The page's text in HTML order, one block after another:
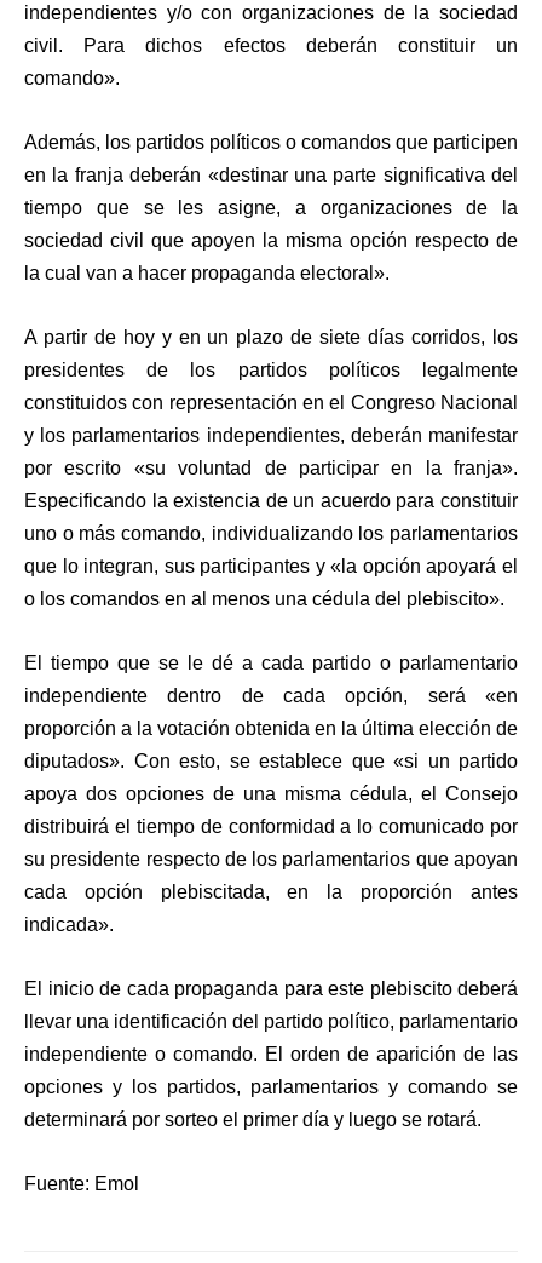
independientes y/o con organizaciones de la sociedad
civil. Para dichos efectos deberán constituir un
comando».
Además, los partidos políticos o comandos que participen
en la franja deberán «destinar una parte significativa del
tiempo que se les asigne, a organizaciones de la
sociedad civil que apoyen la misma opción respecto de
la cual van a hacer propaganda electoral».
A partir de hoy y en un plazo de siete días corridos, los
presidentes de los partidos políticos legalmente
constituidos con representación en el Congreso Nacional
y los parlamentarios independientes, deberán manifestar
por escrito «su voluntad de participar en la franja».
Especificando la existencia de un acuerdo para constituir
uno o más comando, individualizando los parlamentarios
que lo integran, sus participantes y «la opción apoyará el
o los comandos en al menos una cédula del plebiscito».
El tiempo que se le dé a cada partido o parlamentario
independiente dentro de cada opción, será «en
proporción a la votación obtenida en la última elección de
diputados». Con esto, se establece que «si un partido
apoya dos opciones de una misma cédula, el Consejo
distribuirá el tiempo de conformidad a lo comunicado por
su presidente respecto de los parlamentarios que apoyan
cada opción plebiscitada, en la proporción antes
indicada».
El inicio de cada propaganda para este plebiscito deberá
llevar una identificación del partido político, parlamentario
independiente o comando. El orden de aparición de las
opciones y los partidos, parlamentarios y comando se
determinará por sorteo el primer día y luego se rotará.
Fuente: Emol